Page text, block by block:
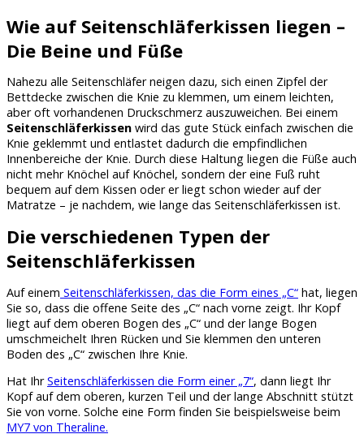
Wie auf Seitenschläferkissen liegen –
Die Beine und Füße
Nahezu alle Seitenschläfer neigen dazu, sich einen Zipfel der
Bettdecke zwischen die Knie zu klemmen, um einem leichten,
aber oft vorhandenen Druckschmerz auszuweichen. Bei einem
Seitenschläferkissen wird das gute Stück einfach zwischen die
Knie geklemmt und entlastet dadurch die empfindlichen
Innenbereiche der Knie. Durch diese Haltung liegen die Füße auch
nicht mehr Knöchel auf Knöchel, sondern der eine Fuß ruht
bequem auf dem Kissen oder er liegt schon wieder auf der
Matratze – je nachdem, wie lange das Seitenschläferkissen ist.
Die verschiedenen Typen der
Seitenschläferkissen
Auf einem Seitenschläferkissen, das die Form eines „C“ hat, liegen
Sie so, dass die offene Seite des „C“ nach vorne zeigt. Ihr Kopf
liegt auf dem oberen Bogen des „C“ und der lange Bogen
umschmeichelt Ihren Rücken und Sie klemmen den unteren
Boden des „C“ zwischen Ihre Knie.
Hat IhrSeitenschläferkissen die Form einer „7“, dann liegt Ihr
Kopf auf dem oberen, kurzen Teil und der lange Abschnitt stützt
Sie von vorne. Solche eine Form finden Sie beispielsweise beim
MY7 von Theraline.